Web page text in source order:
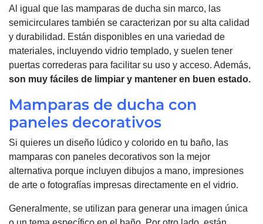
Al igual que las mamparas de ducha sin marco, las
semicirculares también se caracterizan por su alta calidad
y durabilidad. Están disponibles en una variedad de
materiales, incluyendo vidrio templado, y suelen tener
puertas correderas para facilitar su uso y acceso. Además,
son muy fáciles de limpiar y mantener en buen estado.
Mamparas de ducha con
paneles decorativos
Si quieres un diseño lúdico y colorido en tu baño, las
mamparas con paneles decorativos son la mejor
alternativa porque incluyen dibujos a mano, impresiones
de arte o fotografías impresas directamente en el vidrio.
Generalmente, se utilizan para generar una imagen única